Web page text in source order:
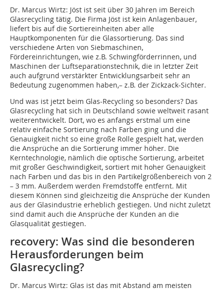
Dr. Marcus Wirtz: Jöst ist seit über 30 Jahren im Bereich
Glasrecycling tätig. Die Firma Jöst ist kein Anlagenbauer,
liefert bis auf die Sortiereinheiten aber alle
Hauptkomponenten für die Glassortierung. Das sind
verschiedene Arten von Siebmaschinen,
Fördereinrichtungen, wie z.B. Schwingförderrinnen, und
Maschinen der Luftseparationstechnik, die in letzter Zeit
auch aufgrund verstärkter Entwicklungsarbeit sehr an
Bedeutung zugenommen haben,– z.B. der Zickzack-Sichter.
Und was ist jetzt beim Glas-Recycling so besonders? Das
Glasrecycling hat sich in Deutschland sowie weltweit rasant
weiterentwickelt. Dort, wo es anfangs erstmal um eine
relativ einfache Sortierung nach Farben ging und die
Genauigkeit nicht so eine große Rolle gespielt hat, werden
die Ansprüche an die Sortierung immer höher. Die
Kerntechnologie, nämlich die optische Sortierung, arbeitet
mit großer Geschwindigkeit, sortiert mit hoher Genauigkeit
nach Farben und das bis in den Partikelgrößenbereich von 2
– 3 mm. Außerdem werden Fremdstoffe entfernt. Mit
diesem Können sind gleichzeitig die Ansprüche der Kunden
aus der Glasindustrie erheblich gestiegen. Und nicht zuletzt
sind damit auch die Ansprüche der Kunden an die
Glasqualität gestiegen.
recovery: Was sind die besonderen
Herausforderungen beim
Glasrecycling?
Dr. Marcus Wirtz: Glas ist das mit Abstand am meisten